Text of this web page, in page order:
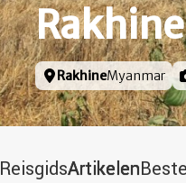
Rakhine
Locatie
RakhineMyanmar
ReisgidsArtikelen